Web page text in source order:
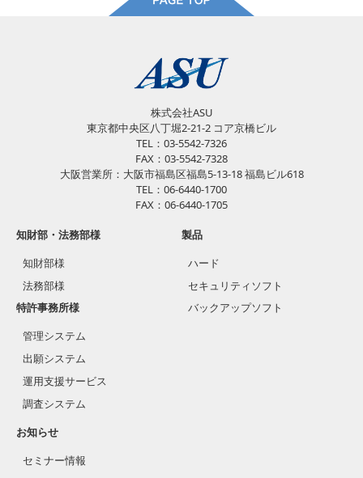
株式会社ASU
東京都中央区八丁堀2-21-2 コア京橋ビル
TEL：03-5542-7326
FAX：03-5542-7328
大阪営業所：大阪市福島区福島5-13-18 福島ビル618
TEL：06-6440-1700
FAX：06-6440-1705
知財部・法務部様
知財部様
法務部様
特許事務所様
管理システム
出願システム
運用支援サービス
調査システム
製品
ハード
セキュリティソフト
バックアップソフト
お知らせ
セミナー情報